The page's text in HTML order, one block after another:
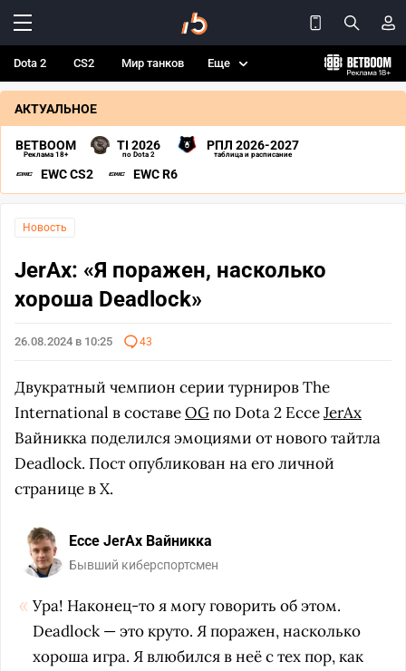
Dota 2 CS2 Мир танков Еще
АКТУАЛЬНОЕ
BETBOOM
Реклама 18+
TI 2026
по Dota 2
РПЛ 2026-2027
таблица и расписание
EWC CS2 EWC R6
Новость
JerAx: «Я поражен, насколько
хороша Deadlock»
26.08.2024 в 10:25 43
Двукратный чемпион серии турниров The
International в составеOGпо Dota 2 ЕссеJerAx
Вайникка поделился эмоциями от нового тайтла
Deadlock. Пост опубликован на его личной
странице в X.
Ессе JerAx Вайникка
Бывший киберспортсмен
Ура! Наконец-то я могу говорить об этом.
Deadlock — это круто. Я поражен, насколько
хороша игра. Я влюбился в неё с тех пор, как